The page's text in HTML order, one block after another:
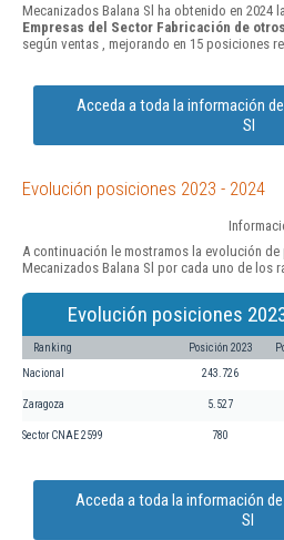
Mecanizados Balana Sl ha obtenido en 2024
Empresas del Sector Fabricación de
según ventas , mejorando en 15 posiciones
Acceda a toda la información
Sl
Evolución posiciones 2023 - 2024
A continuación le mostramos la evolución de
Mecanizados Balana Sl por cada uno de los
Evolución posiciones
Ranking Posición 2023
Nacional 243.726
Zaragoza 5.527
Sector CNAE 2599 780
Acceda a toda la información
Sl